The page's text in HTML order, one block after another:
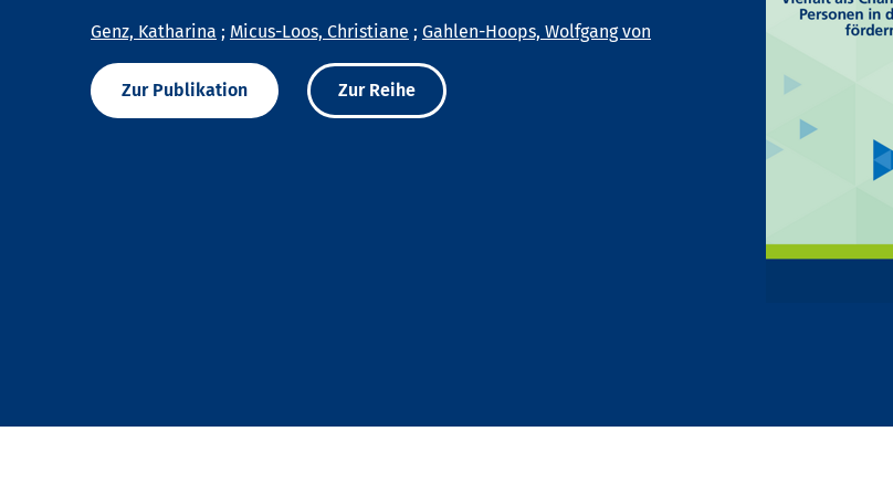
Genz, Katharina ; Micus-Loos, Christiane ; Gahlen-Hoops, Wolfgang von
Zur Publikation Zur Reihe